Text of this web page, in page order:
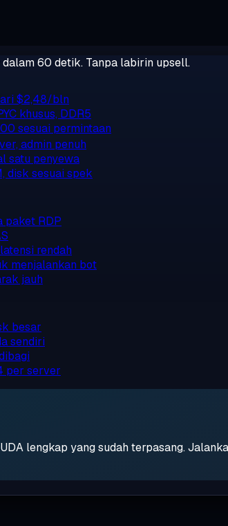
60 detik. Tanpa labirin upsell.
$2,48/bln
khusus, DDR5
sesuai permintaan
admin penuh
satu penyewa
disk sesuai spek
paket RDP
rendah
menjalankan bot
jauh
besar
sendiri
per server
lengkap yang sudah terpasang.